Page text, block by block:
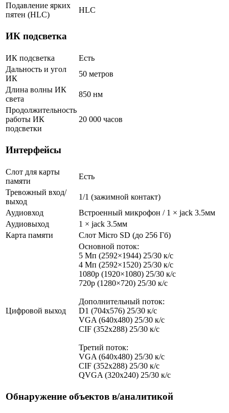
Подавление ярких
пятен (HLC)
HLC
ИК подсветка
ИК подсветка
Есть
Дальность и угол
ИК
50 метров
Длина волны ИК
света
850 нм
Продолжительность
работы ИК
подсветки
20 000 часов
Интерфейсы
Слот для карты
памяти
Есть
Тревожный вход/
выход
1/1 (зажимной контакт)
Аудиовход
Встроенный микрофон / 1 × jack 3.5мм
Аудиовыход
1 × jack 3.5мм
Карта памяти
Слот Micro SD (до 256 Гб)
Цифровой выход
Основной поток:
5 Мп (2592×1944) 25/30 к/с
4 Мп (2592×1520) 25/30 к/с
1080p (1920×1080) 25/30 к/с
720p (1280×720) 25/30 к/с
Дополнительный поток:
D1 (704x576) 25/30 к/с
VGA (640x480) 25/30 к/с
CIF (352x288) 25/30 к/с
Третий поток:
VGA (640x480) 25/30 к/с
CIF (352x288) 25/30 к/с
QVGA (320х240) 25/30 к/с
Обнаружение объектов в/аналитикой